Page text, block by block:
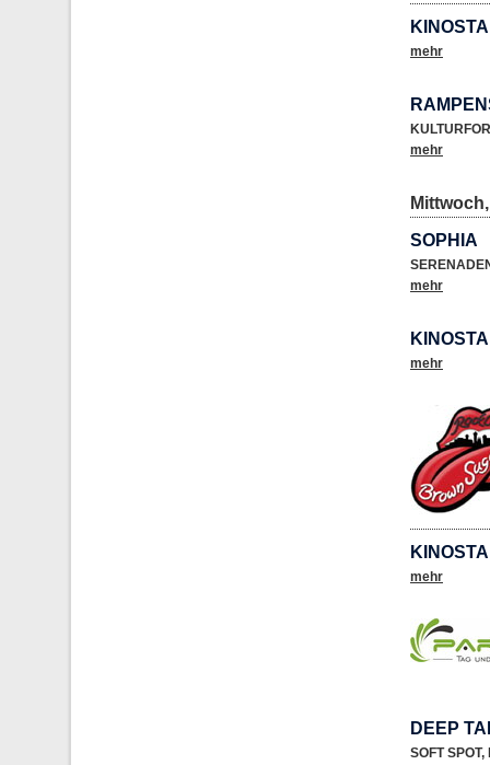
mehr
mehr
SOPHIA
mehr
mehr
mehr
DEEP
SOFT SPOT,